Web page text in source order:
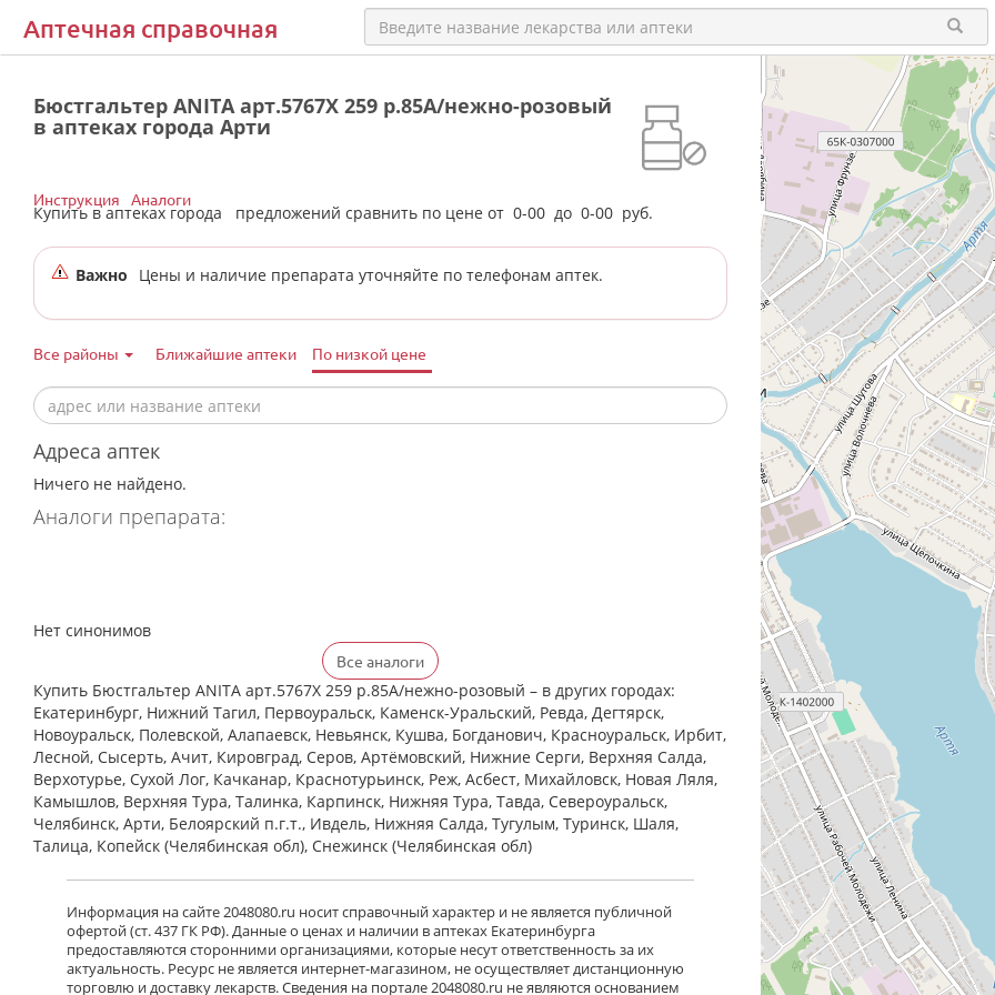
Аптечная справочная
Бюстгальтер ANITA арт.5767X 259 р.85A/нежно-розовый
в аптеках города Арти
Купить в аптеках города предложений сравнить по цене от 0-00 до 0-00 руб.
Инструкция Аналоги
Важно Цены и наличие препарата уточняйте по телефонам аптек.
Все районы Ближайшие аптеки По низкой цене
Адреса аптек
Ничего не найдено.
Аналоги препарата:
Нет синонимов
Все аналоги
Купить Бюстгальтер ANITA арт.5767X 259 р.85A/нежно-розовый – в других городах:
Екатеринбург, Нижний Тагил, Первоуральск, Каменск-Уральский, Ревда, Дегтярск,
Новоуральск, Полевской, Алапаевск, Невьянск, Кушва, Богданович, Красноуральск, Ирбит,
Лесной, Сысерть, Ачит, Кировград, Серов, Артёмовский, Нижние Cерги, Верхняя Салда,
Верхотурье, Сухой Лог, Качканар, Краснотурьинск, Реж, Асбест, Михайловск, Новая Ляля,
Камышлов, Верхняя Тура, Талинка, Карпинск, Нижняя Тура, Тавда, Североуральск,
Челябинск, Арти, Белоярский п.г.т., Ивдель, Нижняя Салда, Тугулым, Туринск, Шаля,
Талица, Копейск (Челябинская обл), Снежинск (Челябинская обл)
Информация на сайте 2048080.ru носит справочный характер и не является публичной
офертой (ст. 437 ГК РФ). Данные о ценах и наличии в аптеках Екатеринбурга
предоставляются сторонними организациями, которые несут ответственность за их
актуальность. Ресурс не является интернет-магазином, не осуществляет дистанционную
торговлю и доставку лекарств. Сведения на портале 2048080.ru не являются основанием